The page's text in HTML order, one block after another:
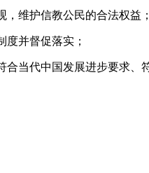
维护信教公民的合法权益；
并督促落实；
当代中国发展进步要求、